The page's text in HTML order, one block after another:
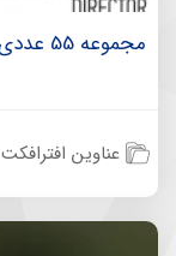
مجموعه 55 عددی زیرنویس‌های ساده و منظم
عناوین افترافکت